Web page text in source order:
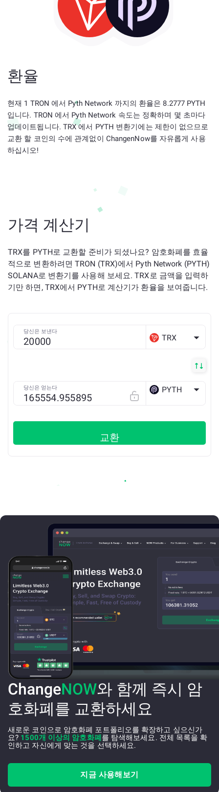
환율
현재 1 TRON 에서 Pyth Network 까지의 환율은 8.2777 PYTH
입니다. TRON 에서 Pyth Network 속도는 정확하며 몇 초마다
업데이트됩니다. TRX 에서 PYTH 변환기에는 제한이 없으므로
교환 할 코인의 수에 관계없이 ChangenNow를 자유롭게 사용
하십시오!
가격 계산기
TRX를 PYTH로 교환할 준비가 되셨나요? 암호화폐를 효율
적으로 변환하려면 TRON (TRX)에서 Pyth Network (PYTH)
SOLANA로 변환기를 사용해 보세요. TRX로 금액을 입력하
기만 하면, TRX에서 PYTH로 계산기가 환율을 보여줍니다.
당신은 보낸다
TRX
당신은 얻는다 PYTH
교환
ChangeNOW와 함께 즉시 암
호화폐를 교환하세요
새로운 코인으로 암호화폐 포트폴리오를 확장하고 싶으신가
요? 1500개 이상의 암호화폐 를 탐색해보세요. 전체 목록을 확
인하고 자신에게 맞는 것을 선택하세요.
지금 사용해보기